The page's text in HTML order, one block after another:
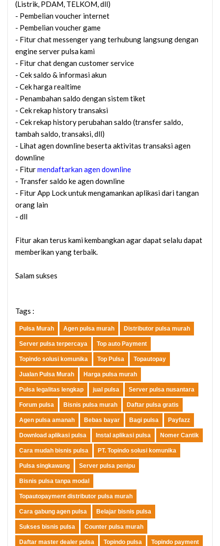
(Listrik, PDAM, TELKOM, dll)
- Pembelian voucher internet
- Pembelian voucher game
- Fitur chat messenger yang terhubung langsung dengan
engine server pulsa kami
- Fitur chat dengan customer service
- Cek saldo & informasi akun
- Cek harga realtime
- Penambahan saldo dengan sistem tiket
- Cek rekap history transaksi
- Cek rekap history perubahan saldo (transfer saldo,
tambah saldo, transaksi, dll)
- Lihat agen downline beserta aktivitas transaksi agen
downline
- Fiturmendaftarkan agen downline
- Transfer saldo ke agen downline
- Fitur App Lock untuk mengamankan aplikasi dari tangan
orang lain
- dll
Fitur akan terus kami kembangkan agar dapat selalu dapat
memberikan yang terbaik.
Salam sukses
Tags :
Pulsa Murah Agen pulsa murah Distributor pulsa murah
Server pulsa terpercaya Top auto Payment
Topindo solusi komunika Top Pulsa Topautopay
Jualan Pulsa Murah Harga pulsa murah
Pulsa legalitas lengkap jual pulsa Server pulsa nusantara
Forum pulsa Bisnis pulsa murah Daftar pulsa gratis
Agen pulsa amanah Bebas bayar Bagi pulsa Payfazz
Download aplikasi pulsa Instal aplikasi pulsa Nomer Cantik
Cara mudah bisnis pulsa PT. Topindo solusi komunika
Pulsa singkawang Server pulsa penipu
Bisnis pulsa tanpa modal
Topautopayment distributor pulsa murah
Cara gabung agen pulsa Belajar bisnis pulsa
Sukses bisnis pulsa Counter pulsa murah
Daftar master dealer pulsa Topindo pulsa Topindo payment